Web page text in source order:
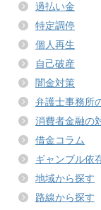
過払い金
特定調停
個人再生
自己破産
闇金対策
弁護士事務所
消費者金融の
借金コラム
ギャンブル依
地域から探す
路線から探す